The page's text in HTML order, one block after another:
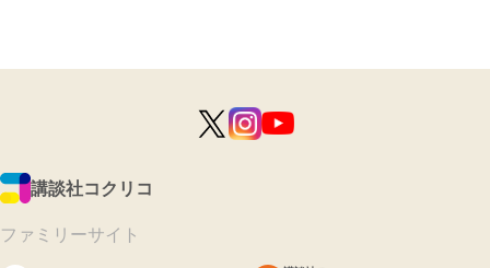
講談社コクリコ
ファミリーサイト